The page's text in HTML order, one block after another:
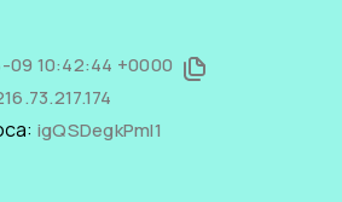
10:42:44 +0000
igQSDegkPmI1